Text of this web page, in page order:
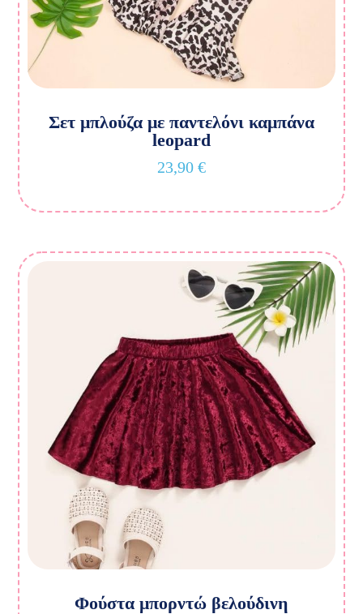
Σετ μπλούζα με παντελόνι καμπάνα
leopard
23,90 €
Φούστα μπορντώ βελούδινη